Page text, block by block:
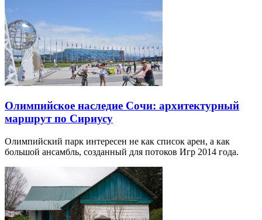
Олимпийское наследие Сочи: архитектурный
маршрут по Сириусу
Олимпийский парк интересен не как список арен, а как
большой ансамбль, созданный для потоков Игр 2014 года.